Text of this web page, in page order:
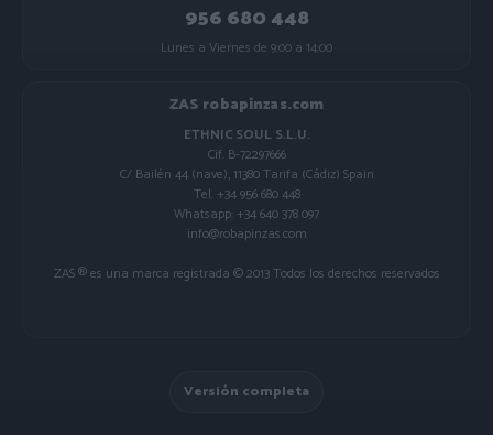
956 680 448
Lunes a Viernes de 9:00 a 14:00
ZAS robapinzas.com
ETHNIC SOUL S.L.U.
Cif. B-72297666
C/ Bailén 44 (nave), 11380 Tarifa (Cádiz) Spain
Tel. +34 956 680 448
Whatsapp: +34 640 378 097
info@robapinzas.com
ZAS ® es una marca registrada © 2013 Todos los derechos reservados
Versión completa